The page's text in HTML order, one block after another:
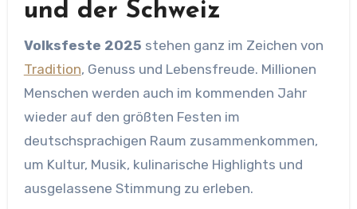
und der Schweiz
Volksfeste 2025 stehen ganz im Zeichen von
Tradition, Genuss und Lebensfreude. Millionen
Menschen werden auch im kommenden Jahr
wieder auf den größten Festen im
deutschsprachigen Raum zusammenkommen,
um Kultur, Musik, kulinarische Highlights und
ausgelassene Stimmung zu erleben.